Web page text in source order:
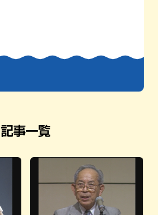
記事一覧